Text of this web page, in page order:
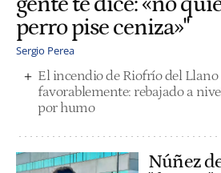
perro pise ceniza»"
Sergio Perea
El incendio de Riofrío del
favorablemente: rebajado a
por humo
Núñez